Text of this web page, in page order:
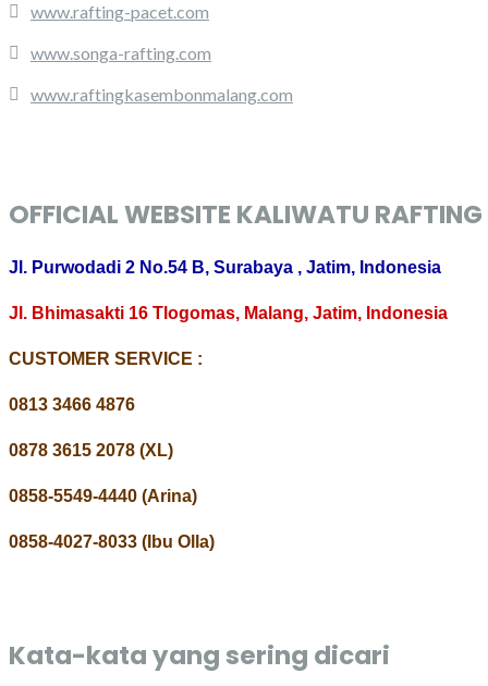
www.rafting-pacet.com
www.songa-rafting.com
www.raftingkasembonmalang.com
OFFICIAL WEBSITE KALIWATU RAFTING
Jl. Purwodadi 2 No.54 B, Surabaya , Jatim, Indonesia
Jl. Bhimasakti 16 Tlogomas, Malang, Jatim, Indonesia
CUSTOMER SERVICE :
0813 3466 4876
0878 3615 2078 (XL)
0858-5549-4440 (Arina)
0858-4027-8033 (Ibu Olla)
Kata-kata yang sering dicari